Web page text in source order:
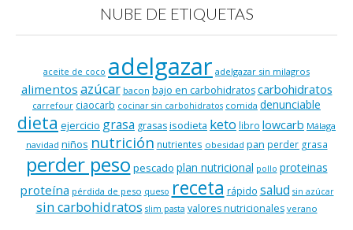
NUBE DE ETIQUETAS
aceite de coco adelgazar adelgazar sin milagros
alimentos azúcar bacon bajo en carbohidratos carbohidratos
carrefour ciaocarb cocinar sin carbohidratos comida denunciable
dieta ejercicio grasa grasasisodieta keto libro lowcarb Málaga
navidad niños nutrición nutrientes obesidad pan perder grasa
perder peso pescado plan nutricional pollo proteinas
proteína pérdida de peso queso receta rápido salud sin azúcar
sin carbohidratos slim pasta valores nutricionales verano